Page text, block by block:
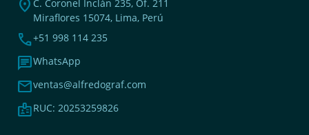
location_on C. Coronel Inclán 235, Of. 211
Miraflores 15074, Lima, Perú
phone+51 998 114 235
chatWhatsApp
mailventas@alfredograf.com
badgeRUC: 20253259826